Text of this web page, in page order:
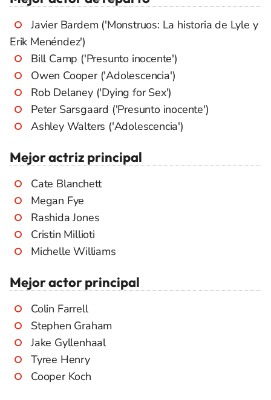
Javier Bardem ('Monstruos: La historia de Lyle y
Erik Menéndez')
Bill Camp ('Presunto inocente')
Owen Cooper ('Adolescencia')
Rob Delaney ('Dying for Sex')
Peter Sarsgaard ('Presunto inocente')
Ashley Walters ('Adolescencia')
Mejor actriz principal
Cate Blanchett
Megan Fye
Rashida Jones
Cristin Millioti
Michelle Williams
Mejor actor principal
Colin Farrell
Stephen Graham
Jake Gyllenhaal
Tyree Henry
Cooper Koch